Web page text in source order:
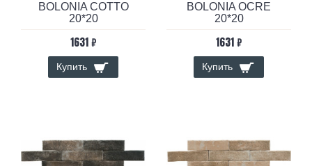
BOLONIA COTTO
20*20
1631 ₽
Купить
BOLONIA OCRE
20*20
1631 ₽
Купить